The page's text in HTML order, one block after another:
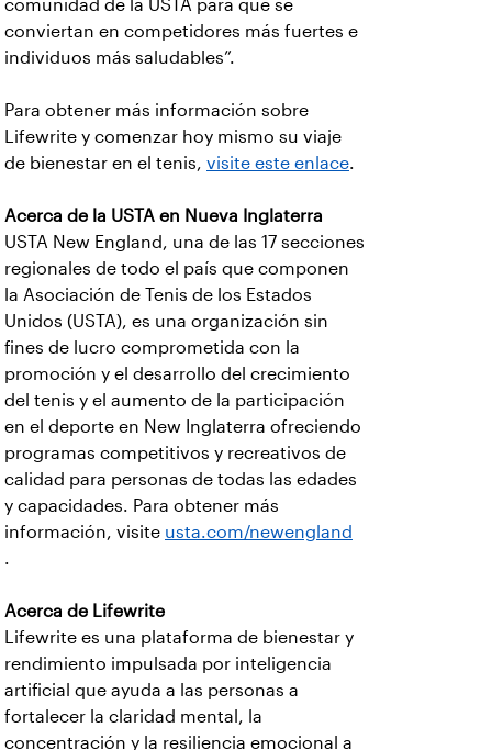
comunidad de la USTA para que se
conviertan en competidores más fuertes e
individuos más saludables”.
Para obtener más información sobre
Lifewrite y comenzar hoy mismo su viaje
de bienestar en el tenis, visite este enlace.
Acerca de la USTA en Nueva Inglaterra
USTA New England, una de las 17 secciones
regionales de todo el país que componen
la Asociación de Tenis de los Estados
Unidos (USTA), es una organización sin
fines de lucro comprometida con la
promoción y el desarrollo del crecimiento
del tenis y el aumento de la participación
en el deporte en New Inglaterra ofreciendo
programas competitivos y recreativos de
calidad para personas de todas las edades
y capacidades. Para obtener más
información, visite usta.com/newengland
.
Acerca de Lifewrite
Lifewrite es una plataforma de bienestar y
rendimiento impulsada por inteligencia
artificial que ayuda a las personas a
fortalecer la claridad mental, la
concentración y la resiliencia emocional a